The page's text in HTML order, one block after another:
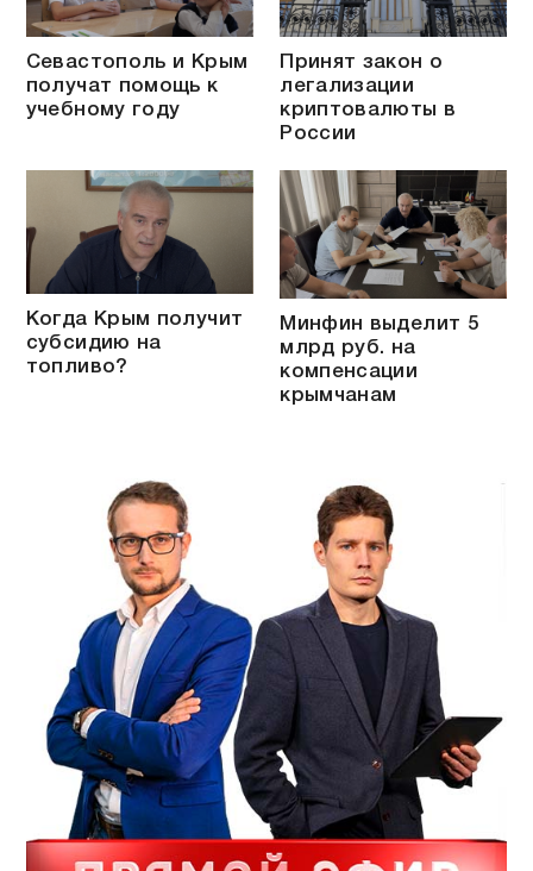
Севастополь и Крым
получат помощь к
учебному году
Принят закон о
легализации
криптовалюты в
России
Когда Крым получит
субсидию на
топливо?
Минфин выделит 5
млрд руб. на
компенсации
крымчанам